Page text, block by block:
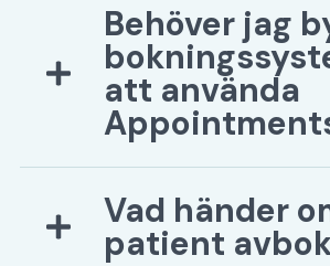
design, så ni kan vara igång
bokningar inom ett par
Behöver jag
att använda
befintliga bokningssystem
efter era behov.
Vad händer
patient